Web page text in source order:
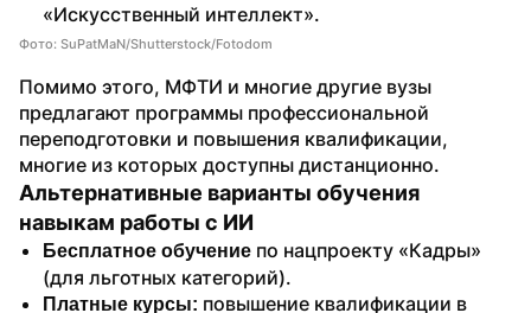
«Искусственный интеллект».
Фото: SuPatMaN/Shutterstock/Fotodom
Помимо этого, МФТИ и многие другие вузы
предлагают программы профессиональной
переподготовки и повышения квалификации,
многие из которых доступны дистанционно.
Альтернативные варианты обучения
навыкам работы с ИИ
Бесплатное обучение по нацпроекту «Кадры»
(для льготных категорий).
Платные курсы: повышение квалификации в